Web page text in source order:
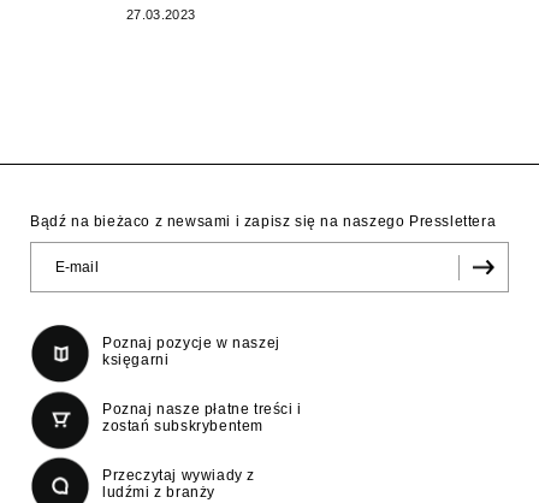
27.03.2023
Bądź na bieżaco z newsami i zapisz się na naszego Presslettera
Poznaj pozycje w naszej
księgarni
Poznaj nasze płatne treści i
zostań subskrybentem
Przeczytaj wywiady z
ludźmi z branży